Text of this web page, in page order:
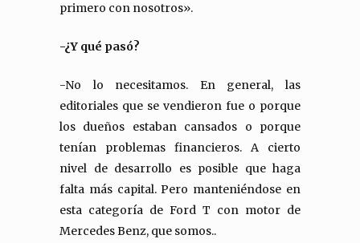
primero con nosotros».
-¿Y qué pasó?
-No lo necesitamos. En general, las
editoriales que se vendieron fue o porque
los dueños estaban cansados o porque
tenían problemas financieros. A cierto
nivel de desarrollo es posible que haga
falta más capital. Pero manteniéndose en
esta categoría de Ford T con motor de
Mercedes Benz, que somos..